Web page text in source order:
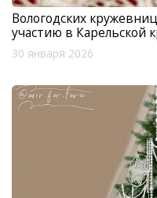
Вологодских
участию в Карельской
30 января 2026